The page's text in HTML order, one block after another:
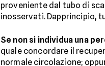
proveniente dal tubo di
inosservati. Dapprincipio,
Se non si individua una
quale concordare il
normale circolazione;